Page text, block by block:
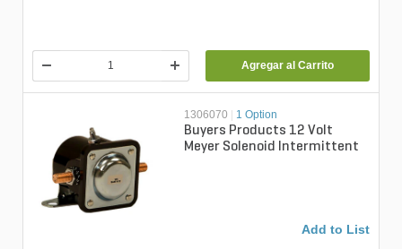
Agregar al Carrito
1306070 1 Option
Buyers Products 12 Volt
Meyer Solenoid Intermittent
Add to List